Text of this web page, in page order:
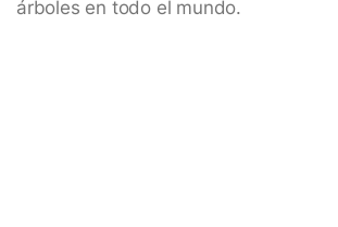
árboles en todo el mundo.